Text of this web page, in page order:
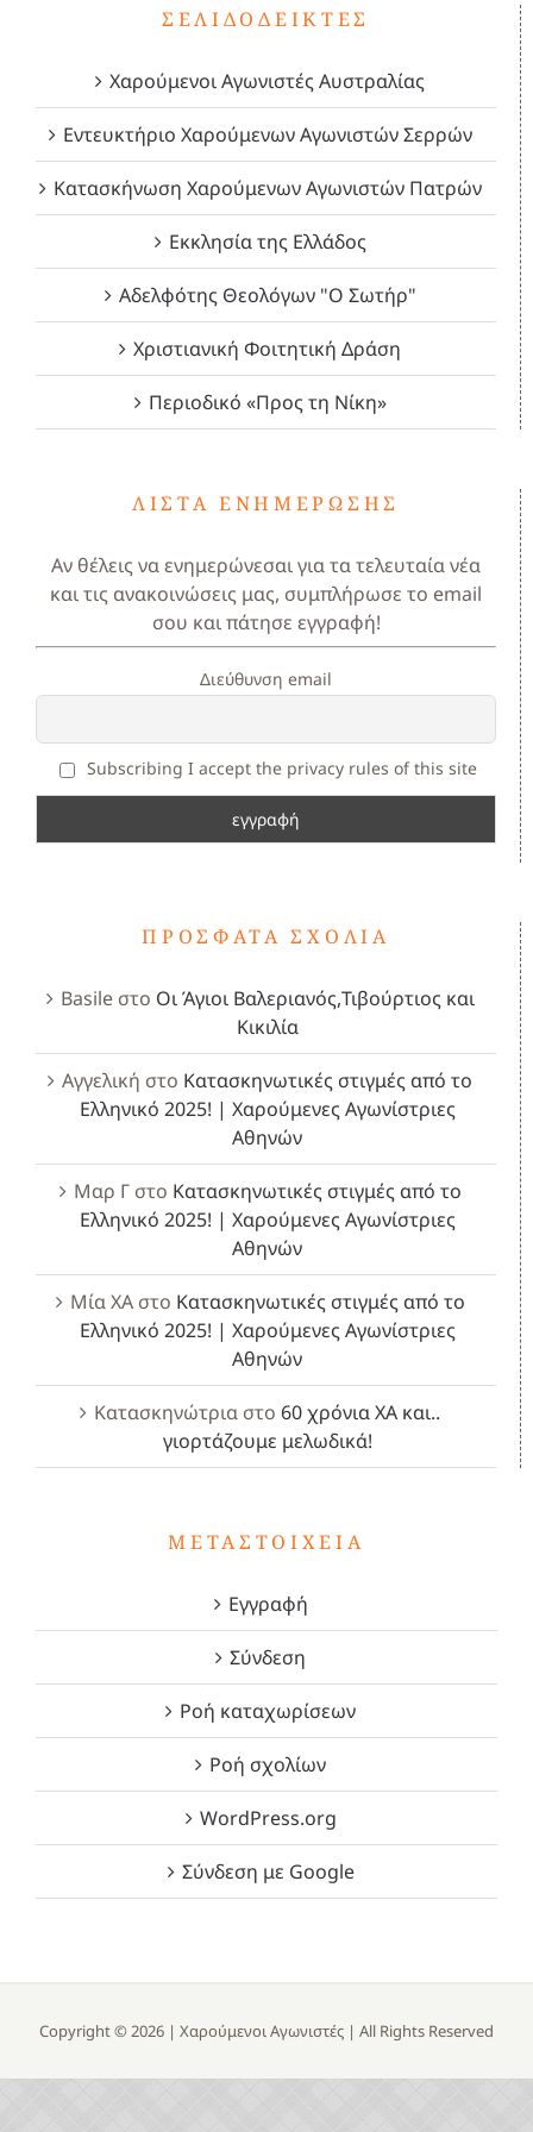
ΣΕΛΙΔΟΔΕΊΚΤΕΣ
Χαρούμενοι Αγωνιστές Αυστραλίας
Εντευκτήριο Χαρούμενων Αγωνιστών Σερρών
Κατασκήνωση Χαρούμενων Αγωνιστών Πατρών
Εκκλησία της Ελλάδος
Αδελφότης Θεολόγων "Ο Σωτήρ"
Χριστιανική Φοιτητική Δράση
Περιοδικό «Προς τη Νίκη»
ΛΊΣΤΑ ΕΝΗΜΈΡΩΣΗΣ
Αν θέλεις να ενημερώνεσαι για τα τελευταία νέα
και τις ανακοινώσεις μας, συμπλήρωσε το email
σου και πάτησε εγγραφή!
Διεύθυνση email
Subscribing I accept the privacy rules of this site
ΠΡΌΣΦΑΤΑ ΣΧΌΛΙΑ
Basileστο Οι Άγιοι Βαλεριανός,Τιβούρτιος και
Κικιλία
Αγγελική στο Κατασκηνωτικές στιγμές από το
Ελληνικό 2025! | Χαρούμενες Αγωνίστριες
Αθηνών
Μαρ Γστο Κατασκηνωτικές στιγμές από το
Ελληνικό 2025! | Χαρούμενες Αγωνίστριες
Αθηνών
Μία ΧΑστο Κατασκηνωτικές στιγμές από το
Ελληνικό 2025! | Χαρούμενες Αγωνίστριες
Αθηνών
Κατασκηνώτρια στο 60 χρόνια ΧΑ και..
γιορτάζουμε μελωδικά!
ΜΕΤΑΣΤΟΙΧΕΊΑ
Εγγραφή
Σύνδεση
Ροή καταχωρίσεων
Ροή σχολίων
WordPress.org
Σύνδεση με Google
Copyright © 2026 | Χαρούμενοι Αγωνιστές | All Rights Reserved